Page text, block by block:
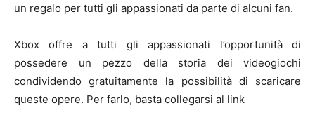
un regalo per tutti gli appassionati da parte di alcuni fan.
Xbox offre a tutti gli appassionati l’opportunità di
possedere un pezzo della storia dei videogiochi
condividendo gratuitamente la possibilità di scaricare
queste opere. Per farlo, basta collegarsi al link